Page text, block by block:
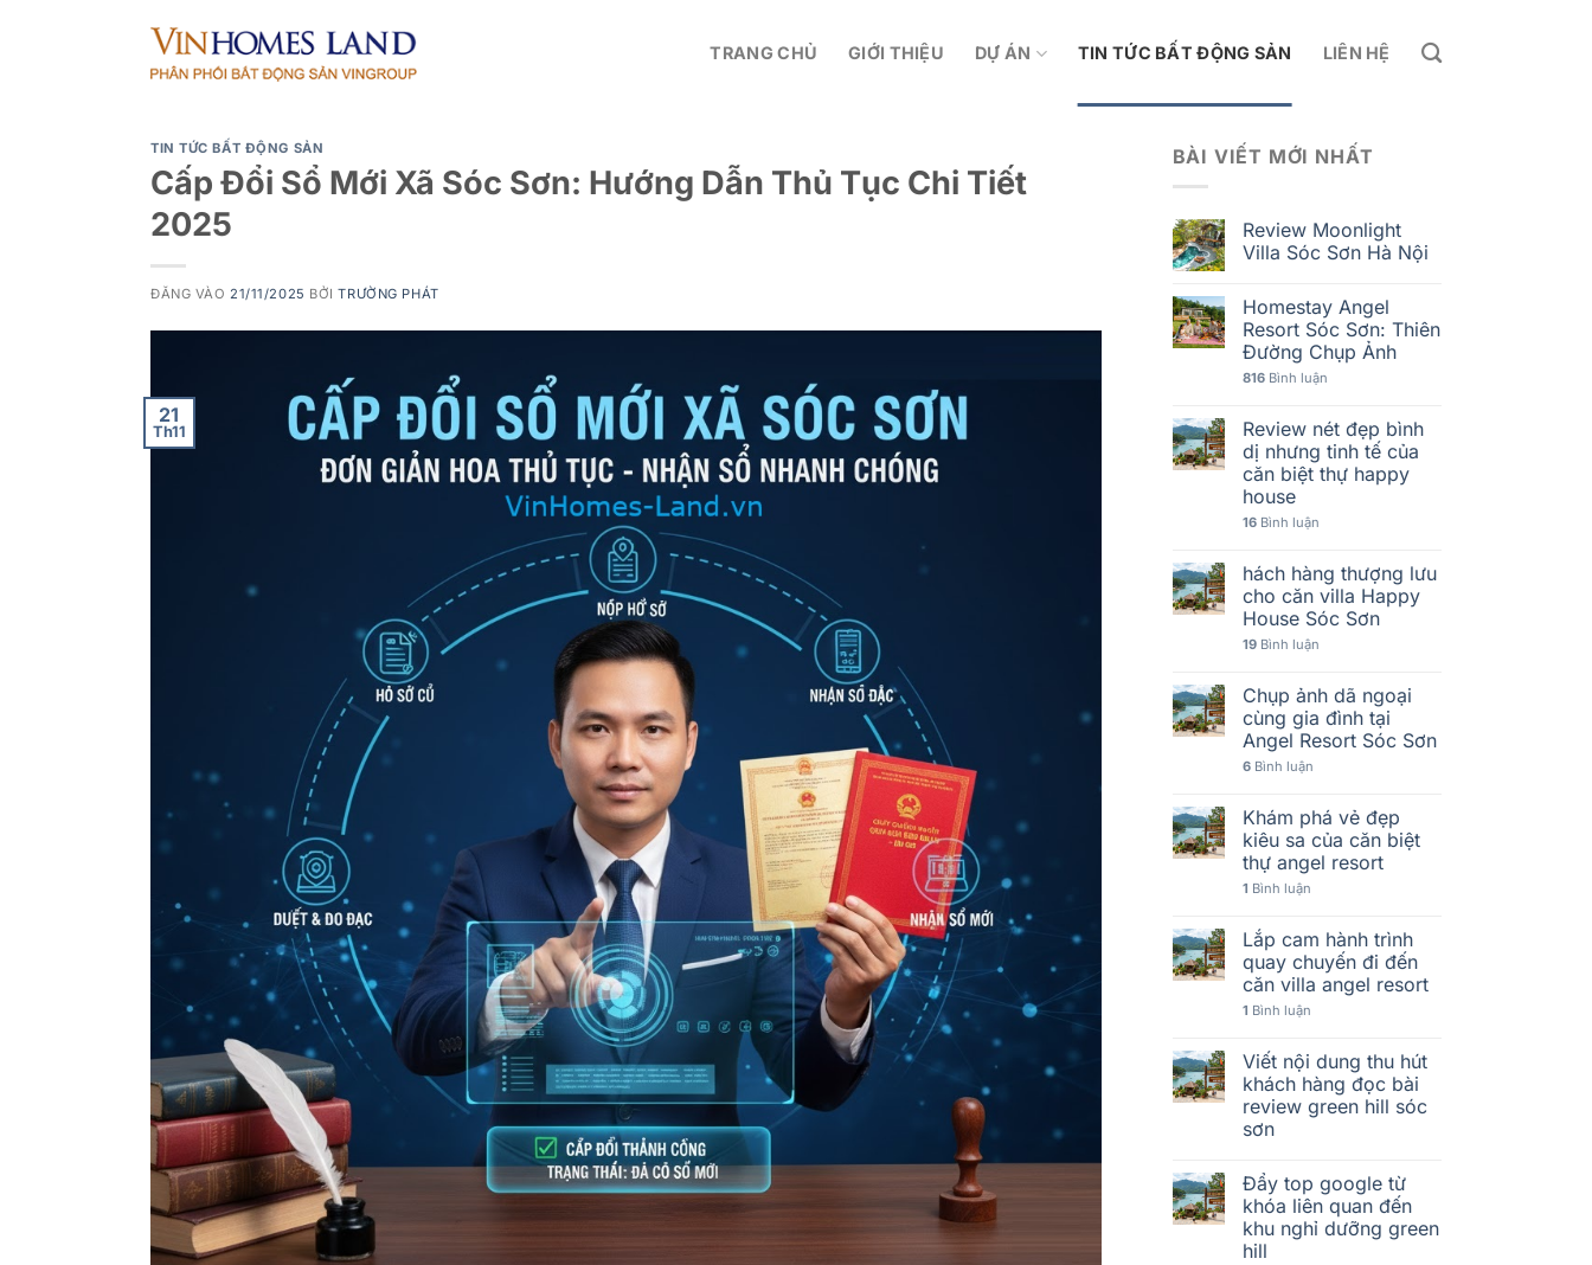
TRANG CHỦ GIỚI THIỆU DỰ ÁN TIN TỨC BẤT ĐỘNG SẢN LIÊN HỆ
TIN TỨC BẤT ĐỘNG SẢN
Cấp Đổi Sổ Mới Xã Sóc Sơn: Hướng Dẫn Thủ Tục Chi Tiết
2025
ĐĂNG VÀO 21/11/2025 BỞITRƯỜNG PHÁT
21
Th11
BÀI VIẾT MỚI NHẤT
Review Moonlight
Villa Sóc Sơn Hà Nội
Homestay Angel
Resort Sóc Sơn: Thiên
Đường Chụp Ảnh
816Bình luận
Review nét đẹp bình
dị nhưng tinh tế của
căn biệt thự happy
house
16Bình luận
hách hàng thượng lưu
cho căn villa Happy
House Sóc Sơn
19Bình luận
Chụp ảnh dã ngoại
cùng gia đình tại
Angel Resort Sóc Sơn
6Bình luận
Khám phá vẻ đẹp
kiêu sa của căn biệt
thự angel resort
1 Bình luận
Lắp cam hành trình
quay chuyến đi đến
căn villa angel resort
1 Bình luận
Viết nội dung thu hút
khách hàng đọc bài
review green hill sóc
sơn
Đẩy top google từ
khóa liên quan đến
khu nghỉ dưỡng green
hill